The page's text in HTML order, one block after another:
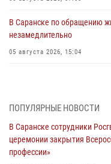
В Саранске по обращению
незамедлительно
05 августа 2026, 15:04
05 августа 2026, 12:34
Росгвардейцы обеспечили
проведения масштабного
05 августа 2026, 09:04
ПОПУЛЯРНЫЕ НОВОСТИ
В Саранске сотрудники
церемонии закрытия
профессии»